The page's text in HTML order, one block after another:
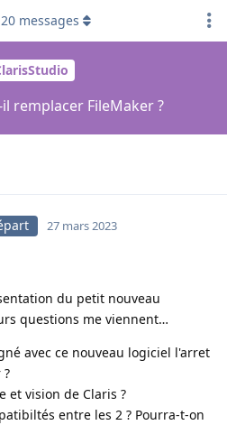
remplacer FileMaker ?
20 messages
27 mars 2023
du petit nouveau
questions me viennent…
avec ce nouveau logiciel l'arret
et vision de Claris ?
entre les 2 ? Pourra-t-on